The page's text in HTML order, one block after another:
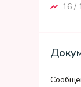
16 /